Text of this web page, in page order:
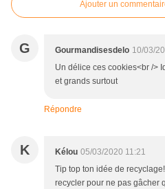
Ajouter un
G Gourmandisesdelo 10/03/
Un délice ces cookies<br />
et grands surtout
Répondre
K Kélou 05/03/2020 11:21
Tip top ton idée de
recycler pour ne pas gâcher